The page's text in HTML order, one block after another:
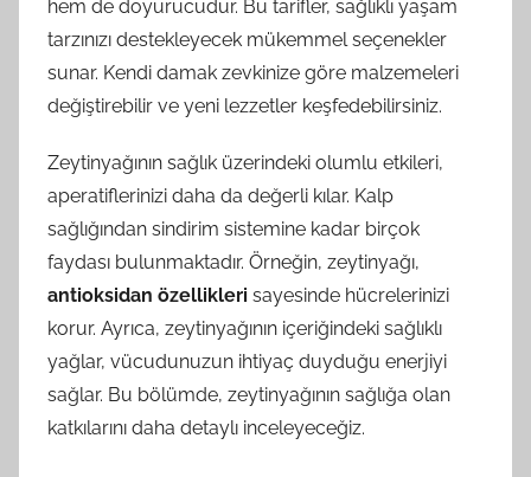
hem de doyurucudur. Bu tarifler, sağlıklı yaşam
tarzınızı destekleyecek mükemmel seçenekler
sunar. Kendi damak zevkinize göre malzemeleri
değiştirebilir ve yeni lezzetler keşfedebilirsiniz.
Zeytinyağının sağlık üzerindeki olumlu etkileri,
aperatiflerinizi daha da değerli kılar. Kalp
sağlığından sindirim sistemine kadar birçok
faydası bulunmaktadır. Örneğin, zeytinyağı,
antioksidan özellikleri sayesinde hücrelerinizi
korur. Ayrıca, zeytinyağının içeriğindeki sağlıklı
yağlar, vücudunuzun ihtiyaç duyduğu enerjiyi
sağlar. Bu bölümde, zeytinyağının sağlığa olan
katkılarını daha detaylı inceleyeceğiz.